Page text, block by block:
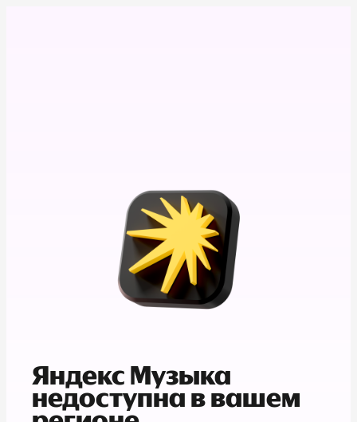
Яндекс Музыка
недоступна в вашем